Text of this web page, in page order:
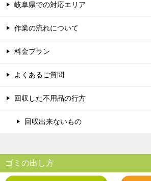
岐阜県での対応エリア
作業の流れについて
料金プラン
よくあるご質問
回収した不用品の行方
回収出来ないもの
ゴミの出し方